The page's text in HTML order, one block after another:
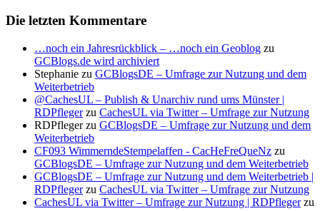
Die letzten Kommentare
…noch ein Jahresrückblick – …noch ein Geoblog zu
GCBlogs.de wird archiviert
Stephanie zu GCBlogsDE – Umfrage zur Nutzung und dem
Weiterbetrieb
@CachesUL – Publish & Unarchiv rund ums Münster |
RDPflegerzu CachesUL via Twitter – Umfrage zur Nutzung
RDPflegerzu GCBlogsDE – Umfrage zur Nutzung und dem
Weiterbetrieb
CF093 WimmerndeStempelaffen - CacHeFreQueNz zu
GCBlogsDE – Umfrage zur Nutzung und dem Weiterbetrieb
GCBlogsDE – Umfrage zur Nutzung und dem Weiterbetrieb |
RDPflegerzu CachesUL via Twitter – Umfrage zur Nutzung
CachesUL via Twitter – Umfrage zur Nutzung | RDPflegerzu